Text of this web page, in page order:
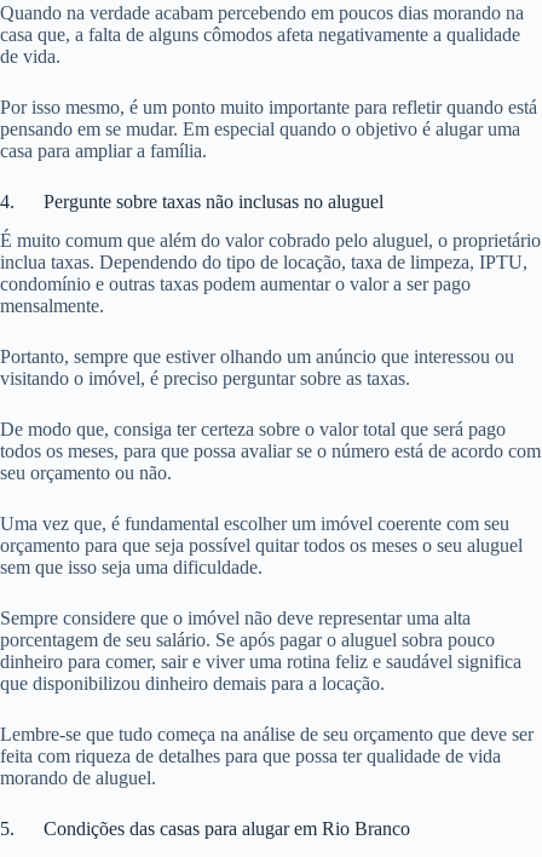
Quando na verdade acabam percebendo em poucos dias morando na
casa que, a falta de alguns cômodos afeta negativamente a qualidade
de vida.
Por isso mesmo, é um ponto muito importante para refletir quando está
pensando em se mudar. Em especial quando o objetivo é alugar uma
casa para ampliar a família.
4. Pergunte sobre taxas não inclusas no aluguel
É muito comum que além do valor cobrado pelo aluguel, o proprietário
inclua taxas. Dependendo do tipo de locação, taxa de limpeza, IPTU,
condomínio e outras taxas podem aumentar o valor a ser pago
mensalmente.
Portanto, sempre que estiver olhando um anúncio que interessou ou
visitando o imóvel, é preciso perguntar sobre as taxas.
De modo que, consiga ter certeza sobre o valor total que será pago
todos os meses, para que possa avaliar se o número está de acordo com
seu orçamento ou não.
Uma vez que, é fundamental escolher um imóvel coerente com seu
orçamento para que seja possível quitar todos os meses o seu aluguel
sem que isso seja uma dificuldade.
Sempre considere que o imóvel não deve representar uma alta
porcentagem de seu salário. Se após pagar o aluguel sobra pouco
dinheiro para comer, sair e viver uma rotina feliz e saudável significa
que disponibilizou dinheiro demais para a locação.
Lembre-se que tudo começa na análise de seu orçamento que deve ser
feita com riqueza de detalhes para que possa ter qualidade de vida
morando de aluguel.
5. Condições das casas para alugar em Rio Branco